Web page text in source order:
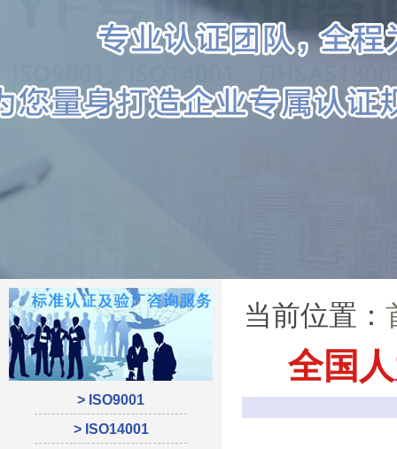
> ISO9001
> ISO14001
当前位置：
全国